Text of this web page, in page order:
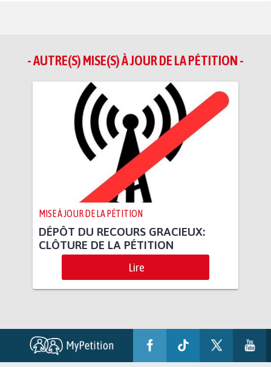
- AUTRE(S) MISE(S) À JOUR DE LA PÉTITION -
MISE À JOUR DE LA PÉTITION
DÉPÔT DU RECOURS GRACIEUX:
CLÔTURE DE LA PÉTITION
Lire